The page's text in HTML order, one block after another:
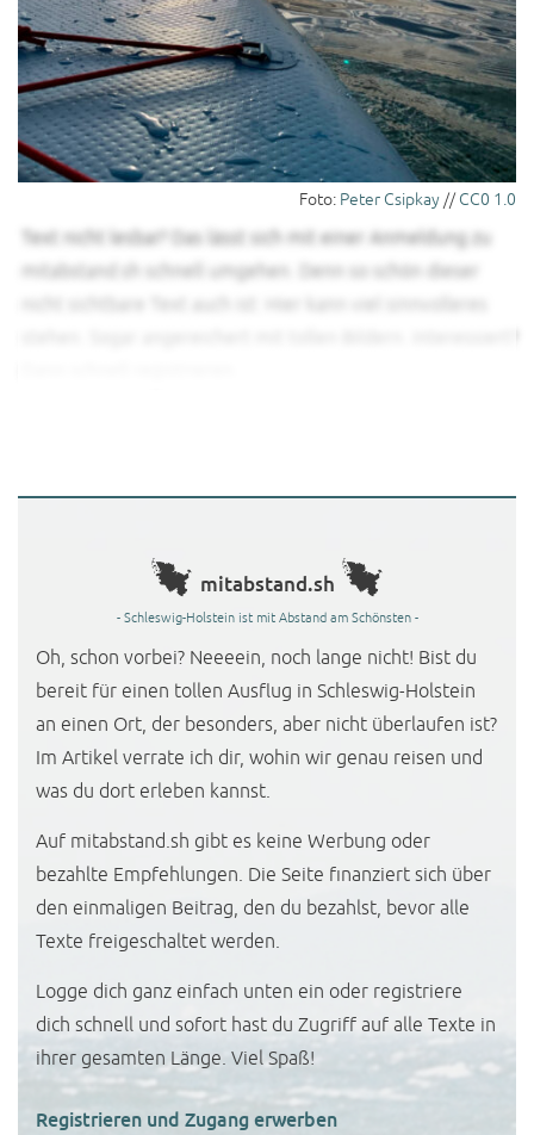
Foto: Peter Csipkay //CC0 1.0
Text nicht lesbar? Das lässt sich mit einer Anmeldung zu
mitabstand.sh schnell umgehen. Denn so schön dieser
mitabstand.sh
- Schleswig-Holstein ist mit Abstand am Schönsten -
Oh, schon vorbei? Neeeein, noch lange nicht! Bist du
bereit für einen tollen Ausflug in Schleswig-Holstein
an einen Ort, der besonders, aber nicht überlaufen ist?
Im Artikel verrate ich dir, wohin wir genau reisen und
was du dort erleben kannst.
Auf mitabstand.sh gibt es keine Werbung oder
bezahlte Empfehlungen. Die Seite finanziert sich über
den einmaligen Beitrag, den du bezahlst, bevor alle
Texte freigeschaltet werden.
Logge dich ganz einfach unten ein oder registriere
dich schnell und sofort hast du Zugriff auf alle Texte in
ihrer gesamten Länge. Viel Spaß!
Registrieren und Zugang erwerben